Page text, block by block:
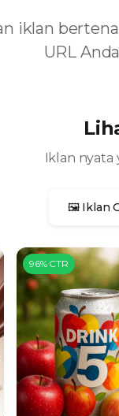
iklan
URL
Iklan nyata
🖼️ Iklan
96% CTR